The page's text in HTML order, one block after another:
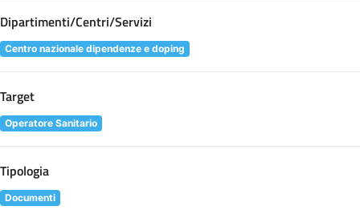
Dipartimenti/Centri/Servizi
Centro nazionale dipendenze e doping
Target
Operatore Sanitario
Tipologia
Documenti